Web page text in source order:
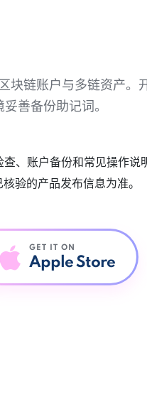
链账户与多链资产。
善备份助记词。
、账户备份和常见操作说
验的产品发布信息为准。
GET IT ON
Apple Store